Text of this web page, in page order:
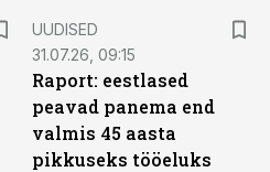
UUDISED
31.07.26, 09:15
Raport: eestlased
peavad panema end
valmis 45 aasta
pikkuseks tööeluks